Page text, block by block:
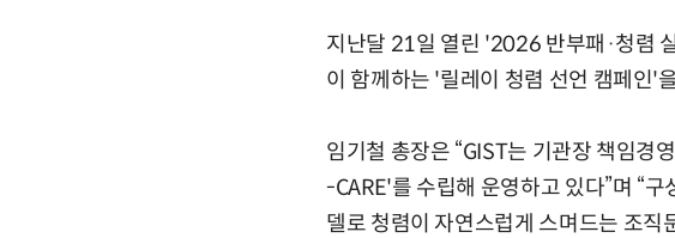
지난달 21일 열린 '2026 반부패·청렴
이 함께하는 '릴레이 청렴 선언 캠페인'
임기철 총장은 “GIST는 기관장 책임경
-CARE'를 수립해 운영하고 있다”며 “
델로 청렴이 자연스럽게 스며드는 조직